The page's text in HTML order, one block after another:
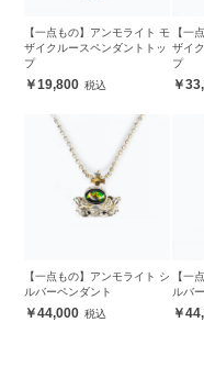
【一点もの】アンモライト モ
ザイクルースペンダントトッ
プ
19,800
【一
ザイ
プ
【一点もの】アンモライト シ
ルバーペンダント
44,000
【一
ルバ